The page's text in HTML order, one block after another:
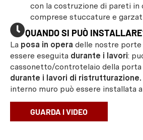
con la costruzione di pareti in
comprese stuccature e
QUANDO SI PUÒ
La posa in opera delle nostre
essere eseguita durante i lavori:
cassonetto/controtelaio della
durante i lavori di ristrutturazione.
interno muro può essere installata
GUARDA I VIDEO